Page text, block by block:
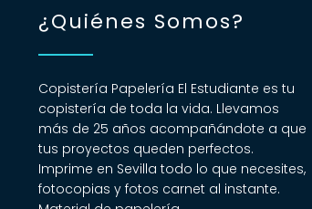
¿Quiénes Somos?
Copistería Papelería El Estudiante es tu
copistería de toda la vida. Llevamos
más de 25 años acompañándote a que
tus proyectos queden perfectos.
Imprime en Sevilla todo lo que necesites,
fotocopias y fotos carnet al instante.